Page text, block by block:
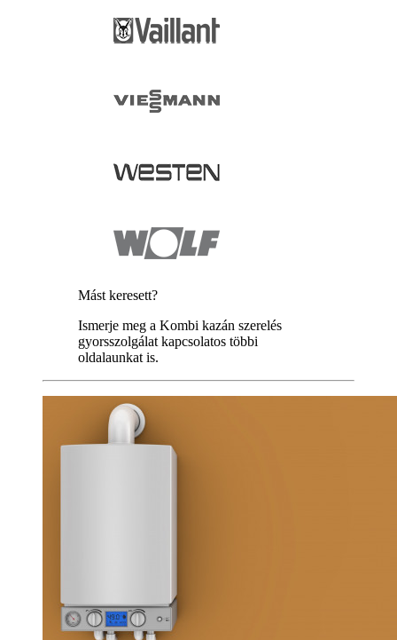
Mást keresett?
Ismerje meg a Kombi kazán szerelés
gyorsszolgálat kapcsolatos többi
oldalaunkat is.